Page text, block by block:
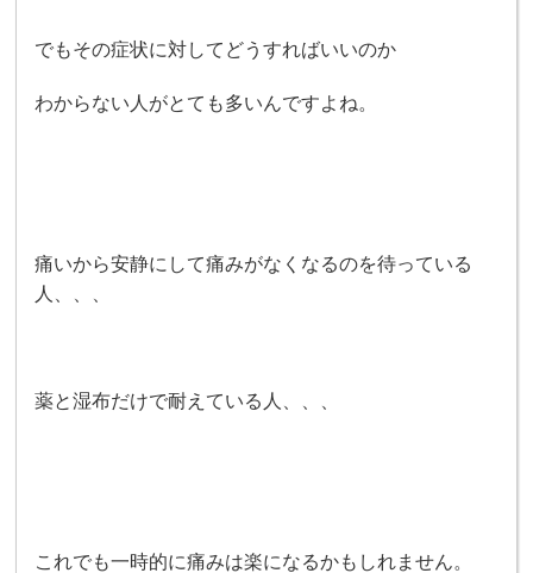
でもその症状に対してどうすればいいのか
わからない人がとても多いんですよね。
痛いから安静にして痛みがなくなるのを待っている
人、、、
薬と湿布だけで耐えている人、、、
これでも一時的に痛みは楽になるかもしれません。